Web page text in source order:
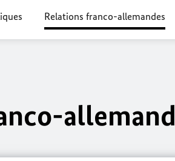
Relations franco-allemandes
allemand